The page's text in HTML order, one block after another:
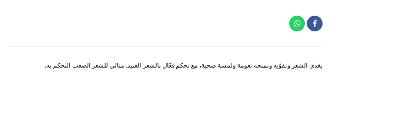
يغذي الشعر وتقوّيه وتمنحه نعومة ولمسة صحية، مع تحكم فعّال بالشعر العنيد. مثالي للشعر الصعب التحكم به.